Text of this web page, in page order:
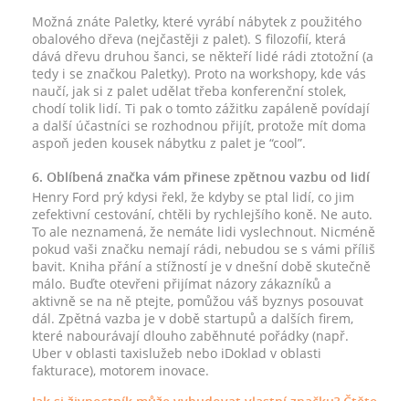
Možná znáte Paletky, které vyrábí nábytek z použitého
obalového dřeva (nejčastěji z palet). S filozofií, která
dává dřevu druhou šanci, se někteří lidé rádi ztotožní (a
tedy i se značkou Paletky). Proto na workshopy, kde vás
naučí, jak si z palet udělat třeba konferenční stolek,
chodí tolik lidí. Ti pak o tomto zážitku zapáleně povídají
a další účastníci se rozhodnou přijít, protože mít doma
aspoň jeden kousek nábytku z palet je “cool”.
6. Oblíbená značka vám přinese zpětnou vazbu od lidí
Henry Ford prý kdysi řekl, že kdyby se ptal lidí, co jim
zefektivní cestování, chtěli by rychlejšího koně. Ne auto.
To ale neznamená, že nemáte lidi vyslechnout. Nicméně
pokud vaši značku nemají rádi, nebudou se s vámi příliš
bavit. Kniha přání a stížností je v dnešní době skutečně
málo. Buďte otevřeni přijímat názory zákazníků a
aktivně se na ně ptejte, pomůžou váš byznys posouvat
dál. Zpětná vazba je v době startupů a dalších firem,
které nabourávají dlouho zaběhnuté pořádky (např.
Uber v oblasti taxislužeb nebo iDoklad v oblasti
fakturace), motorem inovace.